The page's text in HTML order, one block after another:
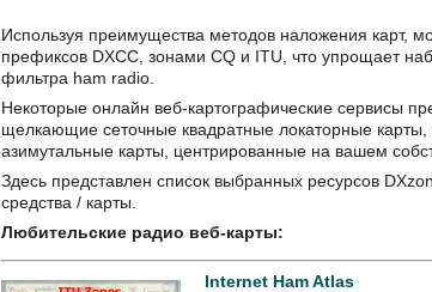
Используя преимущества методов наложения карт,
префиксов DXCC, зонами CQ и ITU, что упрощает
фильтра ham radio.
Некоторые онлайн веб-картографические сервисы
щелкающие сеточные квадратные локаторные карты,
азимутальные карты, центрированные на вашем
Здесь представлен список выбранных ресурсов
средства / карты.
Любительские радио веб-карты:
Internet Ham Atlas